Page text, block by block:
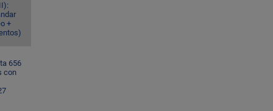
+
656
con